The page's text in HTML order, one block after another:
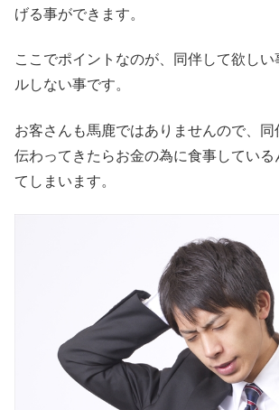
げる事ができます。
ここでポイントなのが、同伴して欲し
ルしない事です。
お客さんも馬鹿ではありませんので、
伝わってきたらお金の為に食事している
てしまいます。